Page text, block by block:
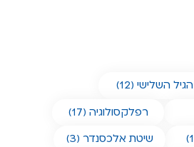
הגיל השלישי (12)
רפלקסולוגיה (17)
שיטת אלכסנדר (3)